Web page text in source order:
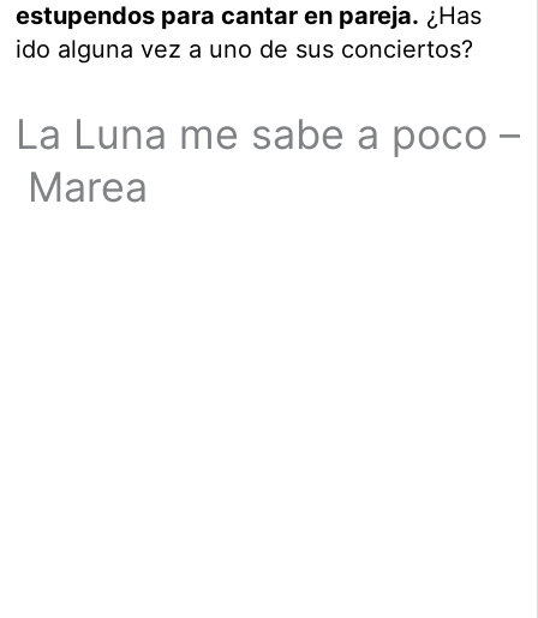
estupendos para cantar en pareja. ¿Has
ido alguna vez a uno de sus conciertos?
La Luna me sabe a poco –
Marea